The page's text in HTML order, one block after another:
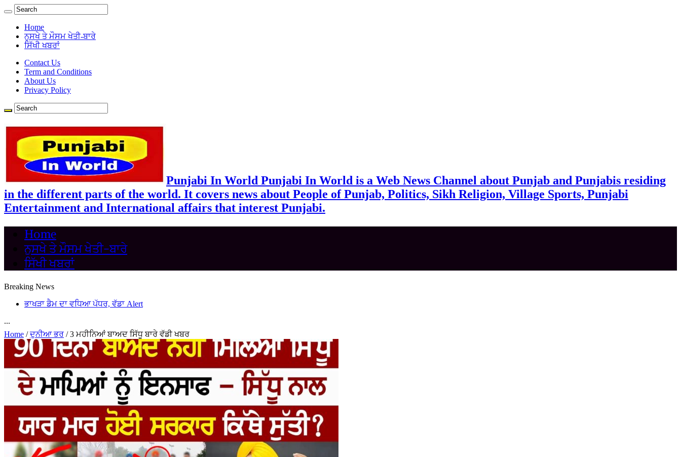
Home
ਨੁਸਖੇ ਤੇ ਮੌਸਮ ਖੇਤੀ-ਬਾਰੇ
ਸਿੱਖੀ ਖਬਰਾਂ
Contact Us
Term and Conditions
About Us
Privacy Policy
Punjabi In World Punjabi In World is a Web News Channel about Punjab and Punjabis residing
in the different parts of the world. It covers news about People of Punjab, Politics, Sikh Religion, Village Sports, Punjabi
Entertainment and International affairs that interest Punjabi.
Home
ਨੁਸਖੇ ਤੇ ਮੌਸਮ ਖੇਤੀ-ਬਾਰੇ
ਸਿੱਖੀ ਖਬਰਾਂ
Breaking News
ਭਾਖੜਾ ਡੈਮ ਦਾ ਵਧਿਆ ਪੱਧਰ, ਵੱਡਾ Alert
...
Home / ਦੁਨੀਆ ਭਰ / 3 ਮਹੀਨਿਆਂ ਬਾਅਦ ਸਿੱਧੂ ਬਾਰੇ ਵੱਡੀ ਖਬਰ